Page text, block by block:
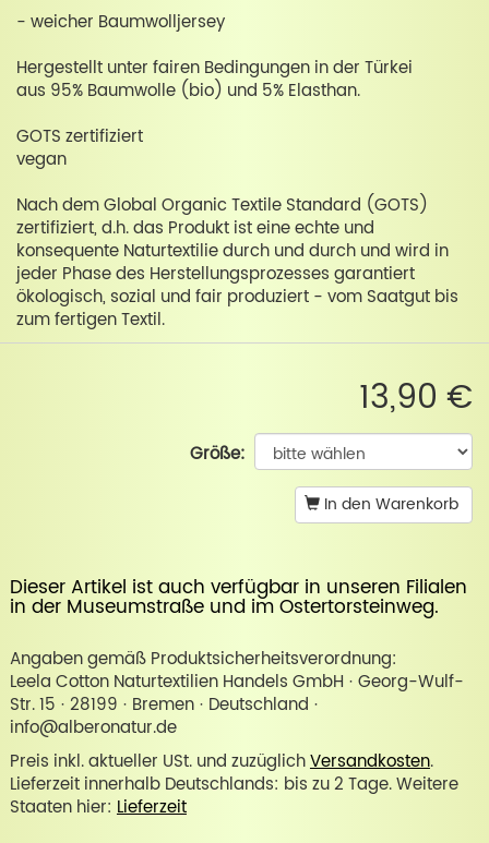
- weicher Baumwolljersey
Hergestellt unter fairen Bedingungen in der Türkei
aus 95% Baumwolle (bio) und 5% Elasthan.
GOTS zertifiziert
vegan
Nach dem Global Organic Textile Standard (GOTS)
zertifiziert, d.h. das Produkt ist eine echte und
konsequente Naturtextilie durch und durch und wird in
jeder Phase des Herstellungsprozesses garantiert
ökologisch, sozial und fair produziert - vom Saatgut bis
zum fertigen Textil.
13,90 €
Größe:
In den Warenkorb
Dieser Artikel ist auch verfügbar in unseren Filialen
in der Museumstraßeund imOstertorsteinweg.
Angaben gemäß Produktsicherheitsverordnung:
Leela Cotton Naturtextilien Handels GmbH · Georg-Wulf-
Str. 15 · 28199 · Bremen · Deutschland ·
info@alberonatur.de
Preis inkl. aktueller USt. und zuzüglichVersandkosten.
Lieferzeit innerhalb Deutschlands: bis zu 2 Tage. Weitere
Staaten hier: Lieferzeit